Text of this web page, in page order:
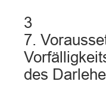
3
7.
des